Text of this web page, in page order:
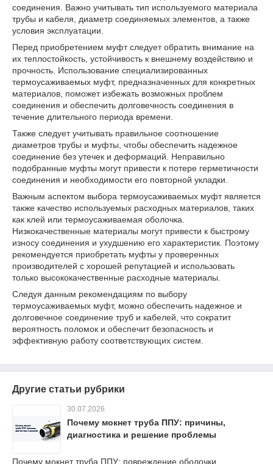
соединения. Важно учитывать тип используемого материала
трубы и кабеля, диаметр соединяемых элементов, а также
условия эксплуатации.
Перед приобретением муфт следует обратить внимание на
их теплостойкость, устойчивость к внешнему воздействию и
прочность. Использование специализированных
термоусаживаемых муфт, предназначенных для конкретных
материалов, поможет избежать возможных проблем
соединения и обеспечить долговечность соединения в
течение длительного периода времени.
Также следует учитывать правильное соотношение
диаметров трубы и муфты, чтобы обеспечить надежное
соединение без утечек и деформаций. Неправильно
подобранные муфты могут привести к потере герметичности
соединения и необходимости его повторной укладки.
Важным аспектом выбора термоусаживаемых муфт является
также качество используемых расходных материалов, таких
как клей или термоусаживаемая оболочка.
Низкокачественные материалы могут привести к быстрому
износу соединения и ухудшению его характеристик. Поэтому
рекомендуется приобретать муфты у проверенных
производителей с хорошей репутацией и использовать
только высококачественные расходные материалы.
Следуя данным рекомендациям по выбору
термоусаживаемых муфт, можно обеспечить надежное и
долговечное соединение труб и кабелей, что сократит
вероятность поломок и обеспечит безопасность и
эффективную работу соответствующих систем.
Другие статьи рубрики
30.07.2026
Почему мокнет труба ППУ: причины,
диагностика и решение проблемы
Почему мокнет труба ППУ: повреждение оболочки,